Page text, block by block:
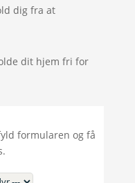
dig fra at
dit hjem fri for
formularen og få